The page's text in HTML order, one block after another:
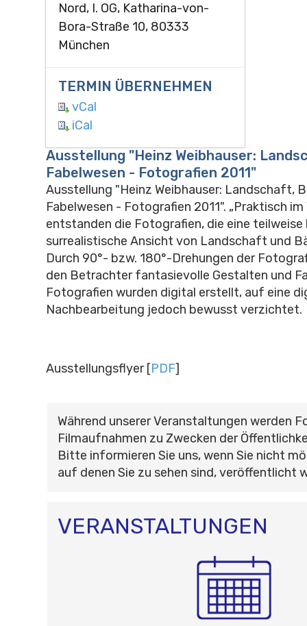
Nord, I. OG, Katharina-von-
Bora-Straße 10, 80333
München
TERMIN ÜBERNEHMEN
vCal
iCal
Ausstellung "Heinz Weibhauser:
Fabelwesen - Fotografien 2011"
Ausstellung "Heinz Weibhauser: Landschaft,
Fabelwesen - Fotografien 2011". „Praktisch
entstanden die Fotografien, die eine teilweise
surrealistische Ansicht von Landschaft und
Durch 90°- bzw. 180°-Drehungen der
den Betrachter fantasievolle Gestalten und
Fotografien wurden digital erstellt, auf eine
Nachbearbeitung jedoch bewusst verzichtet.
Ausstellungsflyer [PDF]
Während unserer Veranstaltungen werden
Filmaufnahmen zu Zwecken der
Bitte informieren Sie uns, wenn Sie nicht
auf denen Sie zu sehen sind, veröffentlicht
VERANSTALTUNGEN